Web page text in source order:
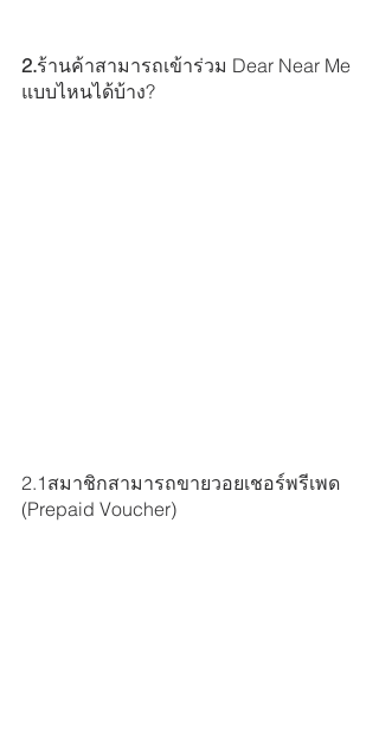
2.ร้านค้าสามารถเข้าร่วม Dear Near Me
แบบไหนได้บ้าง?
2.1สมาชิกสามารถขายวอยเชอร์พรีเพด
(Prepaid Voucher)